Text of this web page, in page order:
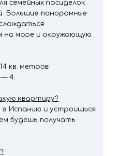
семейных посиделок
Большие панорамные
на море и окружающую
кв. метров
— 4.
квартиру?
в Испанию и устроишься
будешь получать